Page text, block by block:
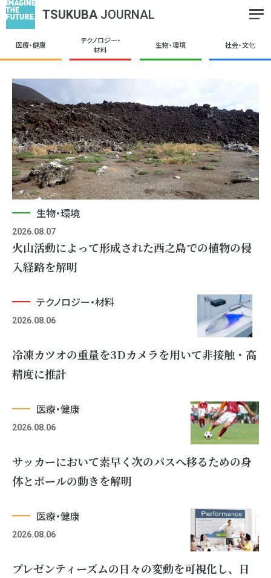
TSUKUBA JOURNAL
医療・健康
テクノロジー・
材料
生物・環境 社会・文化
生物・環境
2026.08.07
⽕⼭活動によって形成された⻄之島での植物の侵
⼊経路を解明
テクノロジー・材料
2026.08.06
冷凍カツオの重量を3Dカメラを用いて非接触・高
精度に推計
医療・健康
2026.08.06
サッカーにおいて素早く次のパスへ移るための身
体とボールの動きを解明
医療・健康
2026.08.06
プレゼンティーズムの日々の変動を可視化し、日